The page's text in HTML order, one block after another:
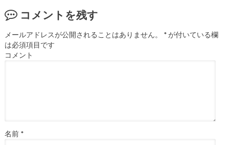
コメントを残す
メールアドレスが公開されることはありません。 *が付いている欄
は必須項目です
コメント
名前 *